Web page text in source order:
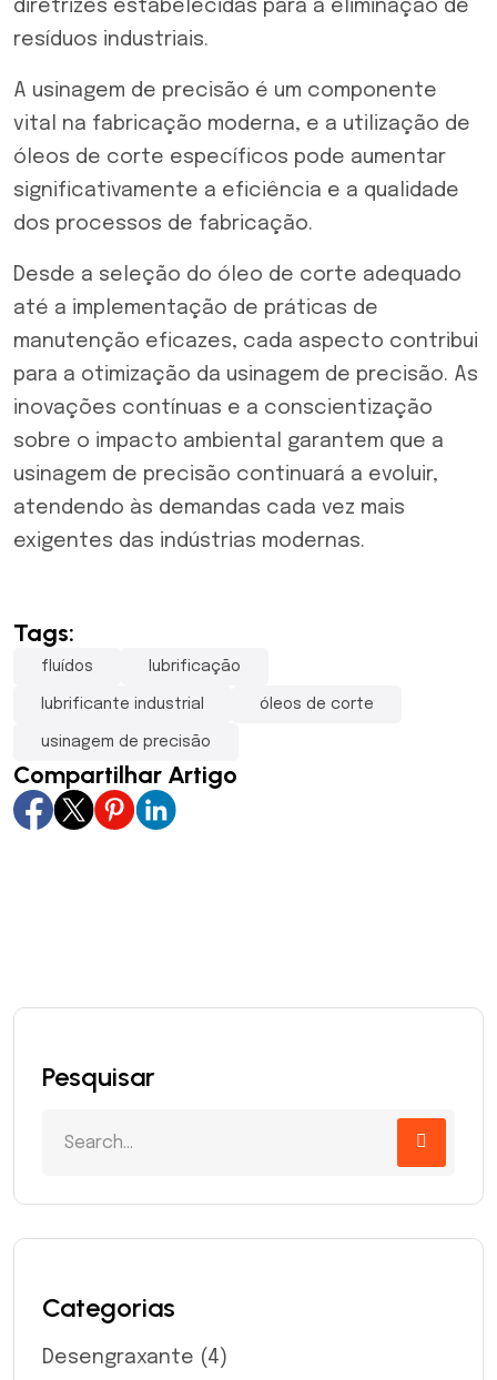
diretrizes estabelecidas para a eliminação de
resíduos industriais.
A usinagem de precisão é um componente
vital na fabricação moderna, e a utilização de
óleos de corte específicos pode aumentar
significativamente a eficiência e a qualidade
dos processos de fabricação.
Desde a seleção do óleo de corte adequado
até a implementação de práticas de
manutenção eficazes, cada aspecto contribui
para a otimização da usinagem de precisão. As
inovações contínuas e a conscientização
sobre o impacto ambiental garantem que a
usinagem de precisão continuará a evoluir,
atendendo às demandas cada vez mais
exigentes das indústrias modernas.
Tags:
fluídos lubrificação
lubrificante industrial óleos de corte
usinagem de precisão
Compartilhar Artigo
Pesquisar
Categorias
Desengraxante (4)